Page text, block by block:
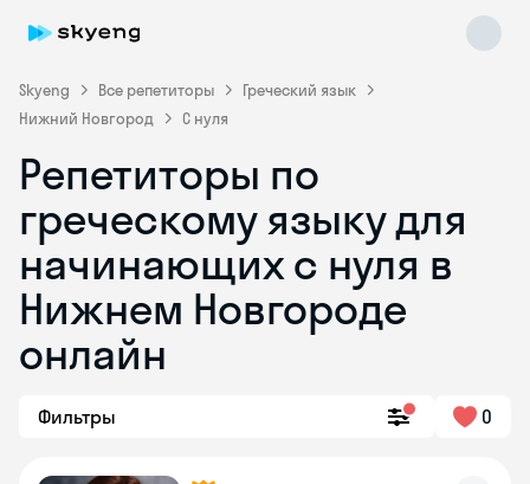
Skyeng Все репетиторы
Греческий язык
Нижний Новгород
С нуля
Репетиторы по
греческому языку для
начинающих с нуля в
Нижнем Новгороде
онлайн
Фильтры 0
Skyeng Chat
online